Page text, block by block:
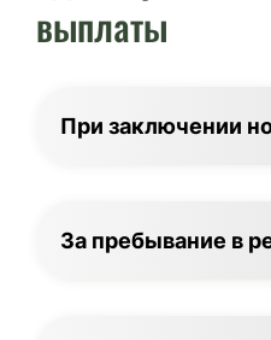
выплаты
При заключении
За пребывание в